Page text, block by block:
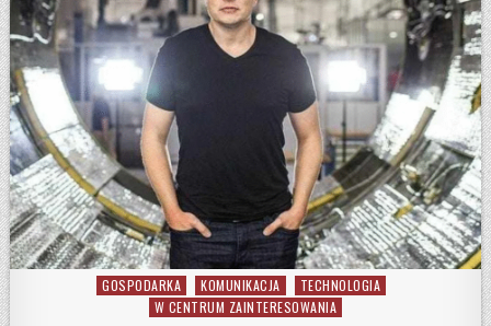
Posted in
GOSPODARKA KOMUNIKACJA
TECHNOLOGIA
W CENTRUM ZAINTERESOWANIA